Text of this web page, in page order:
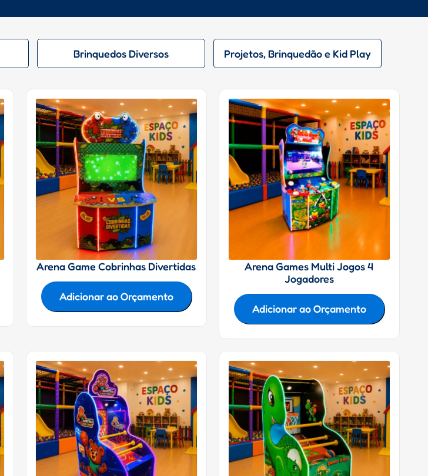
Brinquedos Diversos Projetos, Brinquedão e Kid Play
Arena Game Cobrinhas Divertidas
Adicionar ao Orçamento
Arena Games Multi Jogos 4
Jogadores
Adicionar ao Orçamento